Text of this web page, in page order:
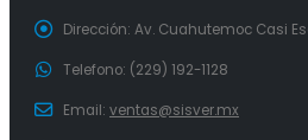
Dirección: Av. Cuahutemoc Casi
Telefono: (229) 192-1128
Email: ventas@sisver.mx